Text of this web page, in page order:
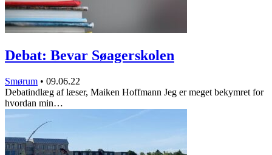
Debat: Bevar Søagerskolen
Smørum • 09.06.22
Debatindlæg af læser, Maiken Hoffmann Jeg er meget bekymret for
hvordan min…